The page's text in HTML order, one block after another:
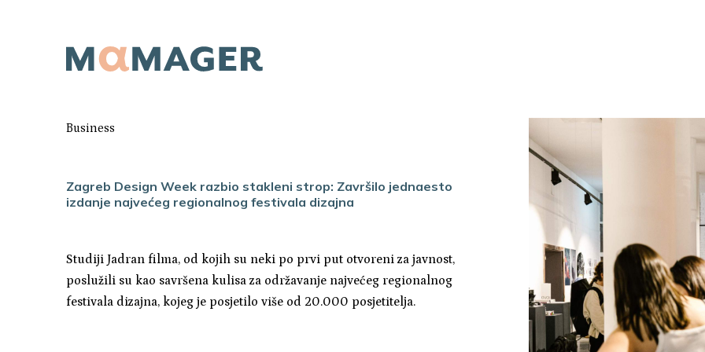
Business
Zagreb Design Week razbio stakleni strop: Završilo jednaesto
izdanje najvećeg regionalnog festivala dizajna
Studiji Jadran filma, od kojih su neki po prvi put otvoreni za javnost,
poslužili su kao savršena kulisa za održavanje najvećeg regionalnog
festivala dizajna, kojeg je posjetilo više od 20.000 posjetitelja.